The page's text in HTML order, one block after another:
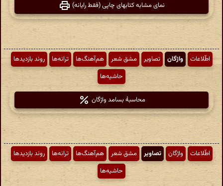
نمای مشابه کتابهای چاپی (فقط رایانه)
اطّلاعات واژگان تصاویر مشق شعر هم‌آهنگ‌ها ترانه‌ها
روند بازدیدها
حاشیه‌ها
محاسبهٔ بسامد واژگان
اطّلاعات واژگان تصاویر مشق شعر هم‌آهنگ‌ها ترانه‌ها
روند بازدیدها
حاشیه‌ها